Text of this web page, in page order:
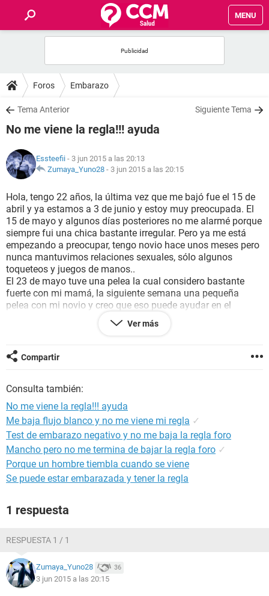
MENU
FOROS
SALUD
NUTRICIÓN
BIENESTAR
SEXUALIDAD
GLOSARIO
Foros Embarazo
Tema Anterior Siguiente Tema
No me viene la regla!!! ayuda
Essteefii - 3 jun 2015 a las 20:13
Zumaya_Yuno28 - 3 jun 2015 a las 20:15
Hola, tengo 22 años, la última vez que me bajó fue el 15 de
abril y ya estamos a 3 de junio y estoy muy preocupada. El
15 de mayo y algunos días posteriores no me alarmé porque
siempre fui una chica bastante irregular. Pero ya me está
empezando a preocupar, tengo novio hace unos meses pero
nunca mantuvimos relaciones sexuales, sólo algunos
toqueteos y juegos de manos..
El 23 de mayo tuve una pelea la cual considero bastante
fuerte con mi mamá, la siguiente semana una pequeña
pelea con mi novio y creo que eso puede ayudar en el
Hace unos días me entregaron una nota de un parcial en la
semana tengo otro parcial.
Les comento esto último porque me han dicho que los
así no consigo tranquilizarme.. Estoy muy nerviosa.. Ayuda..
u.u
Ver más
Compartir
Consulta también:
No me viene la regla!!! ayuda
Me baja flujo blanco y no me viene mi regla ✓
Test de embarazo negativo y no me baja la regla foro
Mancho pero no me termina de bajar la regla foro ✓
Porque un hombre tiembla cuando se viene
Se puede estar embarazada y tener la regla
1 respuesta
RESPUESTA 1 / 1
Zumaya_Yuno28 36
3 jun 2015 a las 20:15